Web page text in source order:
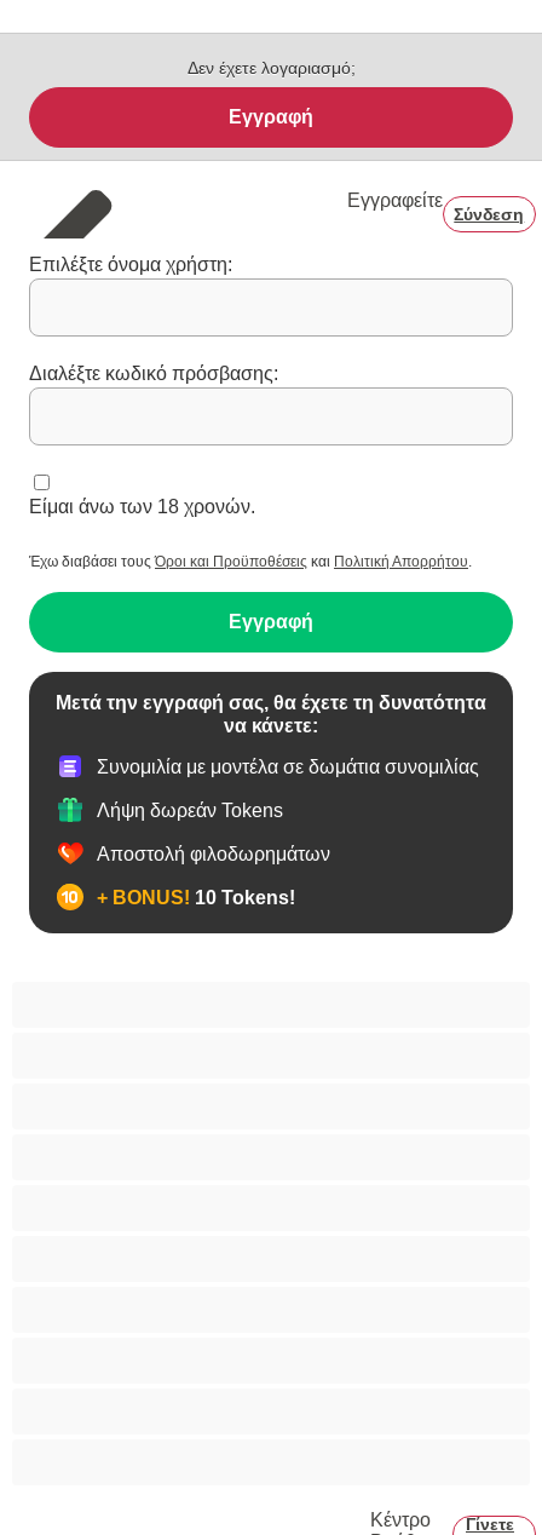
Δεν έχετε λογαριασμό;
Εγγραφή
Εγγραφείτε
Σύνδεση
Επιλέξτε όνομα χρήστη:
Διαλέξτε κωδικό πρόσβασης:
Είμαι άνω των 18 χρονών.
Έχω διαβάσει τουςΌροι και Προϋποθέσεις και Πολιτική Απορρήτου.
Εγγραφή
Μετά την εγγραφή σας, θα έχετε τη δυνατότητα
να κάνετε:
Συνομιλία με μοντέλα σε δωμάτια συνομιλίας
Λήψη δωρεάν Tokens
Αποστολή φιλοδωρημάτων
+ BONUS! 10 Tokens!
Κέντρο
Γίνετε